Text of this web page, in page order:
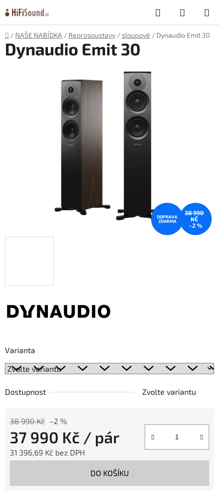
na
obsah
Hledat
KOŠÍK
Domů
/ NAŠE NABÍDKA / Reprosoustavy /sloupové / Dynaudio Emit 30
Varianta
Dostupnost Zvolte variantu
38 990 Kč –2 %
37 990 Kč / pár
31 396,69 Kč bez DPH
DO KOŠÍKU
Dynaudio Emit 30
DOPRAVA
ZDARMA
38 990
KČ
–2 %